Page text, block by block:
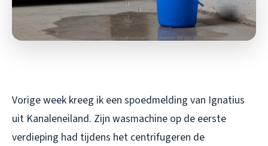
Vorige week kreeg ik een spoedmelding van Ignatius
uit Kanaleneiland. Zijn wasmachine op de eerste
verdieping had tijdens het centrifugeren de